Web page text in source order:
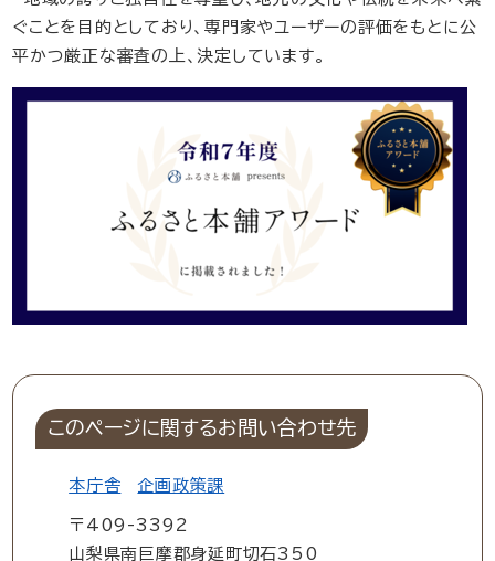
ぐことを目的としており、専門家やユーザーの評価をもとに公
平かつ厳正な審査の上、決定しています。
このページに関するお問い合わせ先
本庁舎 企画政策課
〒409-3392
山梨県南巨摩郡身延町切石350